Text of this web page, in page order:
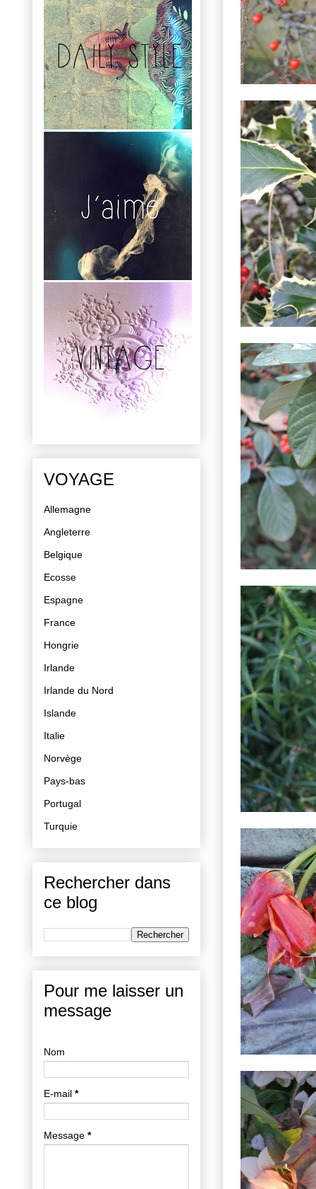
VOYAGE
Allemagne
Angleterre
Belgique
Ecosse
Espagne
France
Hongrie
Irlande
Irlande du Nord
Islande
Italie
Norvège
Pays-bas
Portugal
Turquie
Rechercher dans
ce blog
Pour me laisser un
message
Nom
E-mail *
Message *